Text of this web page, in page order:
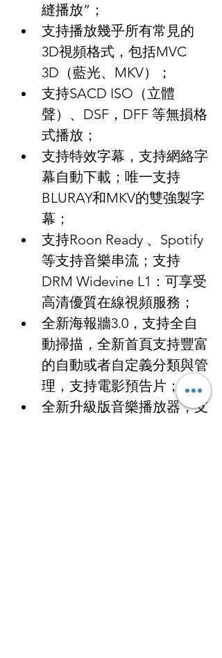
縫播放”；
支持播放幾乎所有常見的
3D視頻格式，包括MVC
3D（藍光、MKV）；
支持SACD ISO（立體
聲）、DSF，DFF 等無損格
式播放；
支持特效字幕，支持網絡字
幕自動下載；唯一支持
BLURAY和MKV的雙強製字
幕；
支持Roon Ready 、Spotify
等支持音樂串流；支持
DRM Widevine L1：可享受
高清優質在線視頻服務；
全新海報牆3.0，支持全自
動掃描，全新首頁支持豐富
的自動或者自定義分類與管
理，支持電影預告片；
全新升級版音樂播放器，支